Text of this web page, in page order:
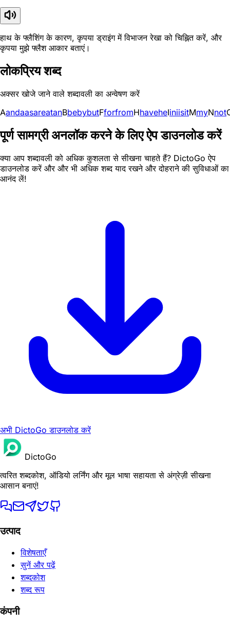
हाथ के फ्लैशिंग के कारण, कृपया ड्राइंग में विभाजन रेखा को चिह्नित करें, और
कृपया मुझे फ्लैश आकार बताएं।
लोकप्रिय शब्द
अक्सर खोजे जाने वाले शब्दावली का अन्वेषण करें
AandaasareatanBbebybutFforfromHhaveheIiniisitMmyNnot
पूर्ण सामग्री अनलॉक करने के लिए ऐप डाउनलोड करें
क्या आप शब्दावली को अधिक कुशलता से सीखना चाहते हैं? DictoGo ऐप
डाउनलोड करें और और भी अधिक शब्द याद रखने और दोहराने की सुविधाओं का
आनंद लें!
अभी DictoGo डाउनलोड करें
DictoGo
त्वरित शब्दकोश, ऑडियो लर्निंग और मूल भाषा सहायता से अंग्रेज़ी सीखना
आसान बनाएं!
उत्पाद
विशेषताएँ
सुनें और पढ़ें
शब्दकोश
शब्द रूप
कंपनी